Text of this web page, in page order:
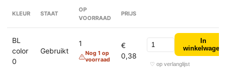
KLEUR STAAT
OP
VOORRAAD
PRIJS
BL
color
0
Gebruikt
1
Nog 1 op
voorraad
€
0,38
In
winkelwagen
♡ op verlanglijst